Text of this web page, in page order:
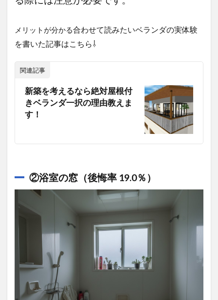
メリットが分かる合わせて読みたいベランダの実体験
を書いた記事はこちら⇩
関連記事
新築を考えるなら絶対屋根付
きベランダ一択の理由教えま
す！
②浴室の窓（後悔率 19.0％）